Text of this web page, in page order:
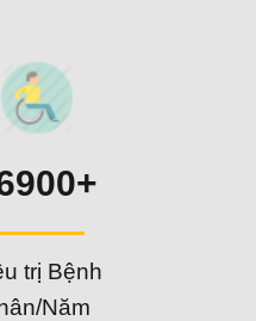
trị Bệnh
Năm